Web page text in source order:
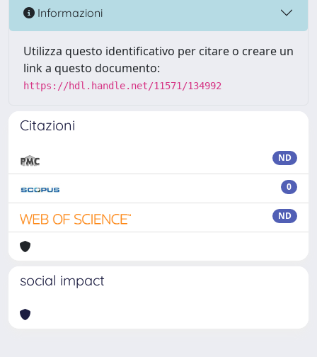
Informazioni
Utilizza questo identificativo per citare o creare un
link a questo documento:
https://hdl.handle.net/11571/134992
Citazioni
ND
0
ND
social impact